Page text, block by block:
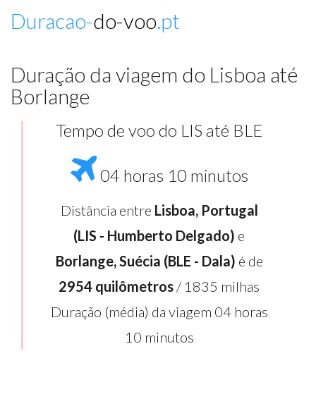
Duracao-do-voo.pt
Duração da viagem do Lisboa até
Borlange
Tempo de voo do LIS até BLE
04 horas 10 minutos
Distância entre Lisboa, Portugal
(LIS - Humberto Delgado) e
Borlange, Suécia (BLE - Dala) é de
2954 quilômetros / 1835 milhas
Duração (média) da viagem 04 horas
10 minutos